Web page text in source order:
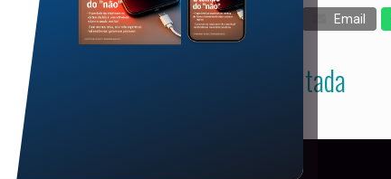
Facebook Twitter Messenger Email
Estrada movimentada